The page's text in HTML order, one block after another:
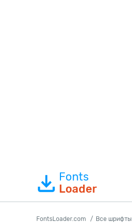
Fonts
Loader
FontsLoader.com Все шрифты